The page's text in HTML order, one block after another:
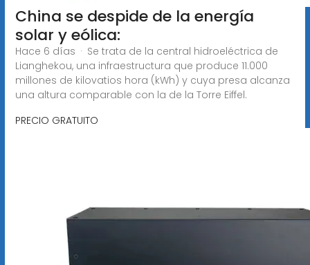
China se despide de la energía
solar y eólica:
Hace 6 días · Se trata de la central hidroeléctrica de
Lianghekou, una infraestructura que produce 11.000
millones de kilovatios hora (kWh) y cuya presa alcanza
una altura comparable con la de la Torre Eiffel.
PRECIO GRATUITO